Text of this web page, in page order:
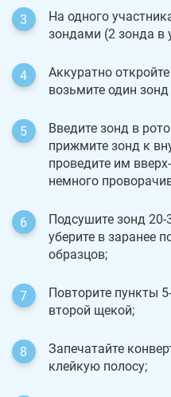
На одного
зондами (2 зонда в
Аккуратно
возьмите один
Введите зонд в
прижмите зонд к
проведите им
немного
Подсушите зонд 20-
уберите в заранее
образцов;
Повторите пункты
второй щекой;
Запечатайте
клейкую полосу;